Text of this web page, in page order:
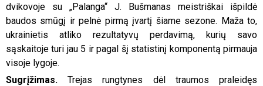
dvikovoje su „Palanga“ J. Bušmanas meistriškai išpildė
baudos smūgį ir pelnė pirmą įvartį šiame sezone. Maža to,
ukrainietis atliko rezultatyvų perdavimą, kurių savo
sąskaitoje turi jau 5 ir pagal šį statistinį komponentą pirmauja
visoje lygoje.
Sugrįžimas. Trejas rungtynes dėl traumos praleidęs